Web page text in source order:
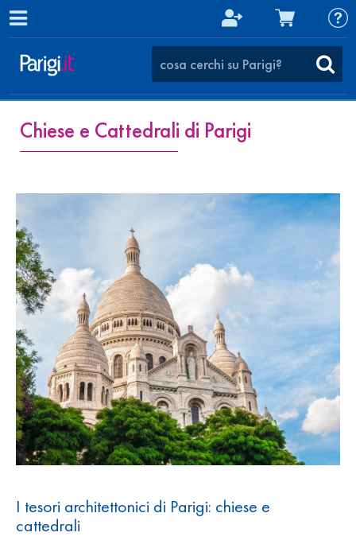
Chiese e Cattedrali di Parigi
I tesori architettonici di Parigi: chiese e
cattedrali